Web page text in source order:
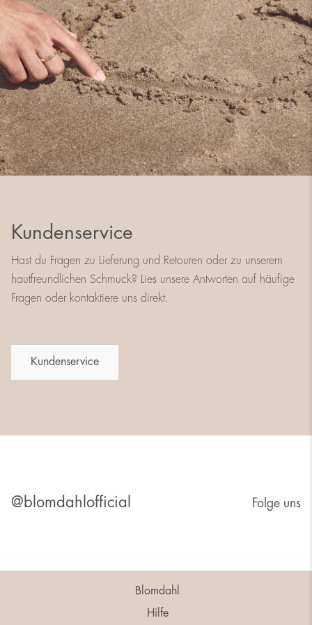
Kundenservice
Hast du Fragen zu Lieferung und Retouren oder zu unserem
hautfreundlichen Schmuck? Lies unsere Antworten auf häufige
Fragen oder kontaktiere uns direkt.
Kundenservice
@blomdahlofficial Folge uns
Blomdahl
Hilfe